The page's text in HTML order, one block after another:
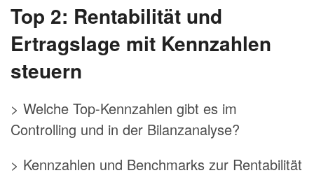
Top 2: Rentabilität und
Ertragslage mit Kennzahlen
steuern
> Welche Top-Kennzahlen gibt es im
Controlling und in der Bilanzanalyse?
> Kennzahlen und Benchmarks zur Rentabilität